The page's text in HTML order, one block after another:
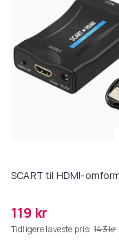
SCART til HDMI-
119 kr
Tidligere laveste pris: 143 kr